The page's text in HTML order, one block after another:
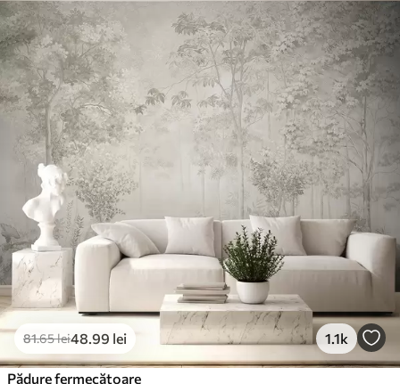
Standard
166.6599.99 lei/m²
Premium
220.02132.01 lei
Vinil Premium
250.00150.00lei/m²
Peel and Stick
300.00
81.65lei48 .99 lei 1.1k
Pădure fermecătoare